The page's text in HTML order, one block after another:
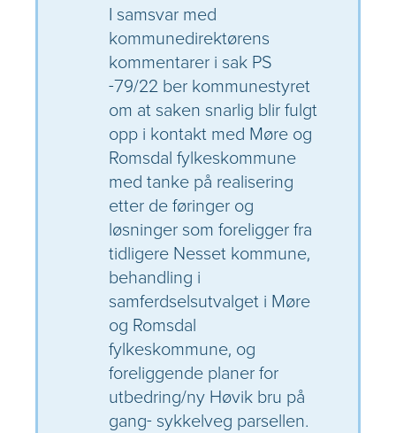
I samsvar med
kommunedirektørens
kommentarer i sak PS
-79/22 ber kommunestyret
om at saken snarlig blir fulgt
opp i kontakt med Møre og
Romsdal fylkeskommune
med tanke på realisering
etter de føringer og
løsninger som foreligger fra
tidligere Nesset kommune,
behandling i
samferdselsutvalget i Møre
og Romsdal
fylkeskommune, og
foreliggende planer for
utbedring/ny Høvik bru på
gang- sykkelveg parsellen.